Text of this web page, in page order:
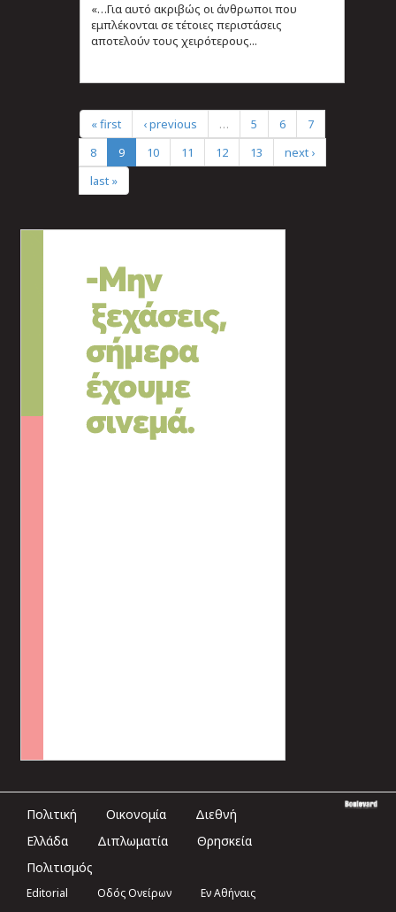
«…Για αυτό ακριβώς οι άνθρωποι που
εμπλέκονται σε τέτοιες περιστάσεις
αποτελούν τους χειρότερους...
« first ‹ previous … 5 6
7
8
9 10 11 12 13
next ›
last »
Πολιτική Οικονομία
Διεθνή
Ελλάδα
Διπλωματία
Θρησκεία
Πολιτισμός
Editorial Οδός Ονείρων
Εν Αθήναις